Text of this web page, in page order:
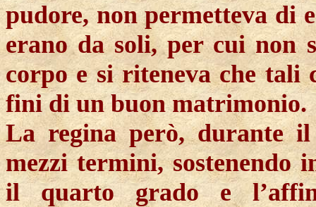
pudore, non permetteva di
erano da soli, per cui non
corpo e si riteneva che tali
fini di un buon matrimonio.
La regina però, durante il
mezzi termini, sostenendo
il quarto grado e